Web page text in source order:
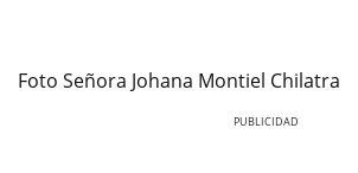
Foto Señora Johana Montiel Chilatra